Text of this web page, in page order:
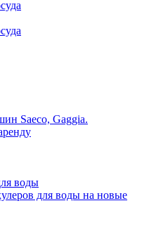
Saeco, Gaggia.
воды
для воды на новые